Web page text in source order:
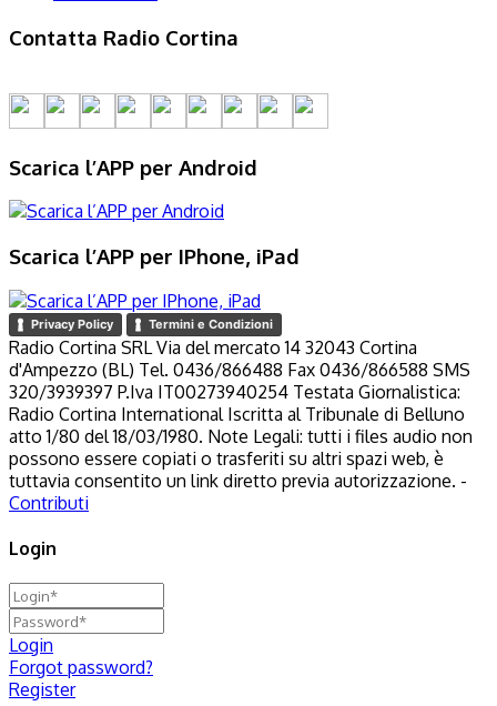
Contatta Radio Cortina
Scarica l’APP per Android
Scarica l’APP per IPhone, iPad
Privacy Policy Termini e Condizioni
Radio Cortina SRL Via del mercato 14 32043 Cortina
d'Ampezzo (BL) Tel. 0436/866488 Fax 0436/866588 SMS
320/3939397 P.Iva IT00273940254 Testata Giornalistica:
Radio Cortina International Iscritta al Tribunale di Belluno
atto 1/80 del 18/03/1980. Note Legali: tutti i files audio non
possono essere copiati o trasferiti su altri spazi web, è
tuttavia consentito un link diretto previa autorizzazione. -
Contributi
Login
Login
Forgot password?
Register